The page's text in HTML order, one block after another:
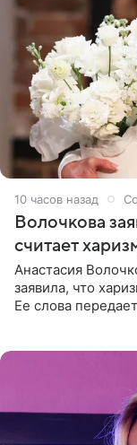
10 часов назад
Волочкова
считает
Анастасия
заявила, что
Ее слова